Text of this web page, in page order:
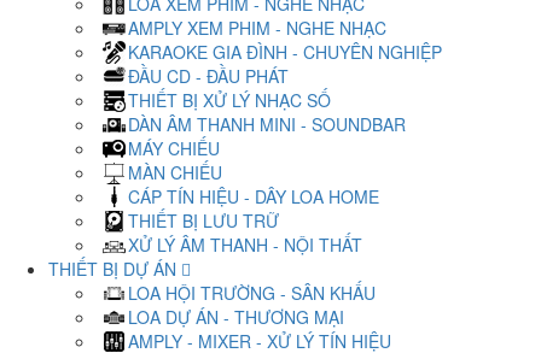
AMPLY XEM PHIM - NGHE NHẠC
KARAOKE GIA ĐÌNH - CHUYÊN NGHIỆP
ĐẦU CD - ĐẦU PHÁT
THIẾT BỊ XỬ LÝ NHẠC SỐ
DÀN ÂM THANH MINI - SOUNDBAR
MÁY CHIẾU
MÀN CHIẾU
CÁP TÍN HIỆU - DÂY LOA HOME
THIẾT BỊ LƯU TRỮ
XỬ LÝ ÂM THANH - NỘI THẤT
THIẾT BỊ DỰ ÁN
LOA HỘI TRƯỜNG - SÂN KHẤU
LOA DỰ ÁN - THƯƠNG MẠI
AMPLY - MIXER - XỬ LÝ TÍN HIỆU